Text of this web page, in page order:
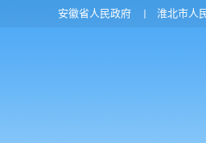
安徽省人民政府 淮北市人